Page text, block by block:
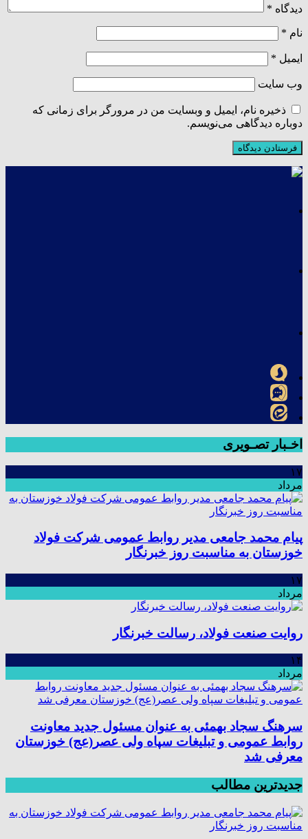
دیدگاه *
نام *
ایمیل *
وب‌ سایت
ذخیره نام، ایمیل و وبسایت من در مرورگر برای زمانی که
دوباره دیدگاهی می‌نویسم.
اخـبار تصـویری
۱۷
مرداد
پیام محمد جامعی مدیر روابط عمومی شرکت فولاد
خوزستان به مناسبت روز خبرنگار
۱۷
مرداد
روایت صنعت فولاد،‌ رسالت خبرنگار
۱۴
مرداد
سرهنگ سجاد بهمئی به عنوان مسئول جدید معاونت
روابط عمومی و تبلیغات سپاه ولی عصر(عج) خوزستان
معرفی شد
جدیدترین مطالب